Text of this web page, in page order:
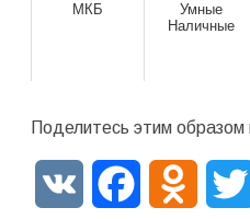
МКБ
Умные
Наличные
Поделитесь этим образом
VK Facebook